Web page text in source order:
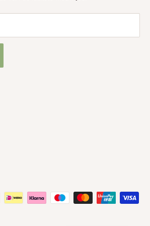
Check onze actuele uren op